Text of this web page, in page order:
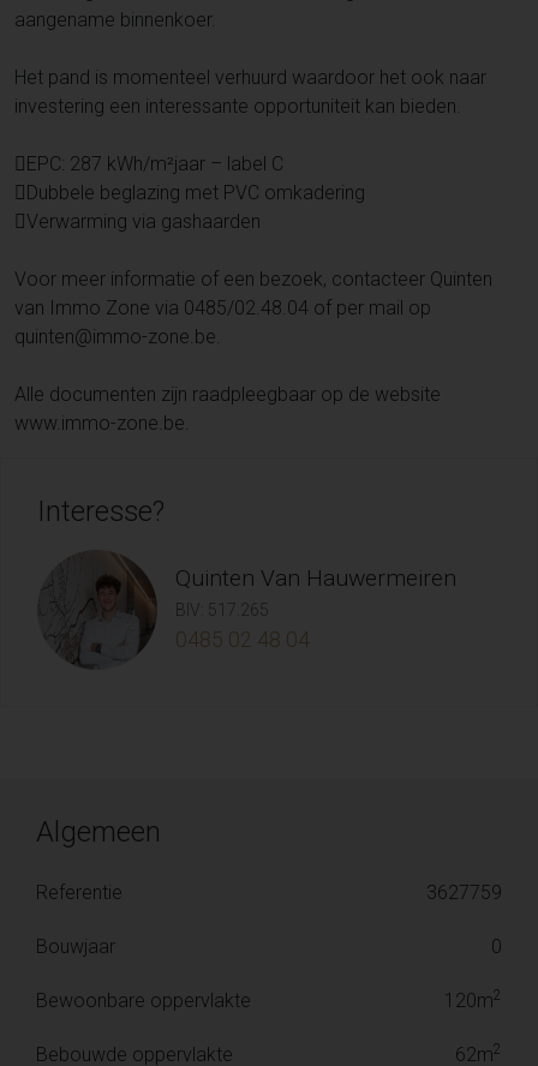
aangename binnenkoer.
Het pand is momenteel verhuurd waardoor het ook naar
investering een interessante opportuniteit kan bieden.
EPC: 287 kWh/m²jaar – label C
Dubbele beglazing met PVC omkadering
Verwarming via gashaarden
Voor meer informatie of een bezoek, contacteer Quinten
van Immo Zone via 0485/02.48.04 of per mail op
quinten@immo-zone.be.
Alle documenten zijn raadpleegbaar op de website
www.immo-zone.be.
Interesse?
Quinten Van Hauwermeiren
BIV: 517.265
0485 02 48 04
Algemeen
Referentie 3627759
Bouwjaar 0
Bewoonbare oppervlakte 120m2
Bebouwde oppervlakte 62m2